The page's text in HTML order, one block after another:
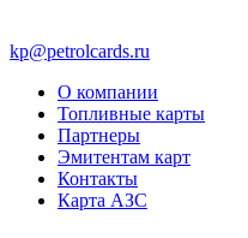
kp@petrolcards.ru
О компании
Топливные карты
Партнеры
Эмитентам карт
Контакты
Карта АЗС